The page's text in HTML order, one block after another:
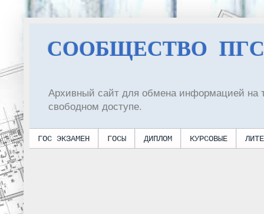
СООБЩЕСТВО ПГС
Архивный сайт для обмена информацией
свободном доступе.
ГОС ЭКЗАМЕН ГОСЫ ДИПЛОМ КУРСОВЫЕ